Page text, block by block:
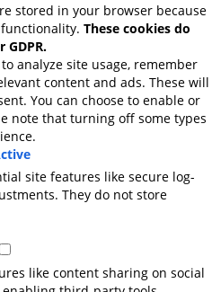
stored in your browser because
These cookies do
analyze site usage, remember
content and ads. These will
You can choose to enable or
note that turning off some types
site features like secure log-
They do not store
like content sharing on social